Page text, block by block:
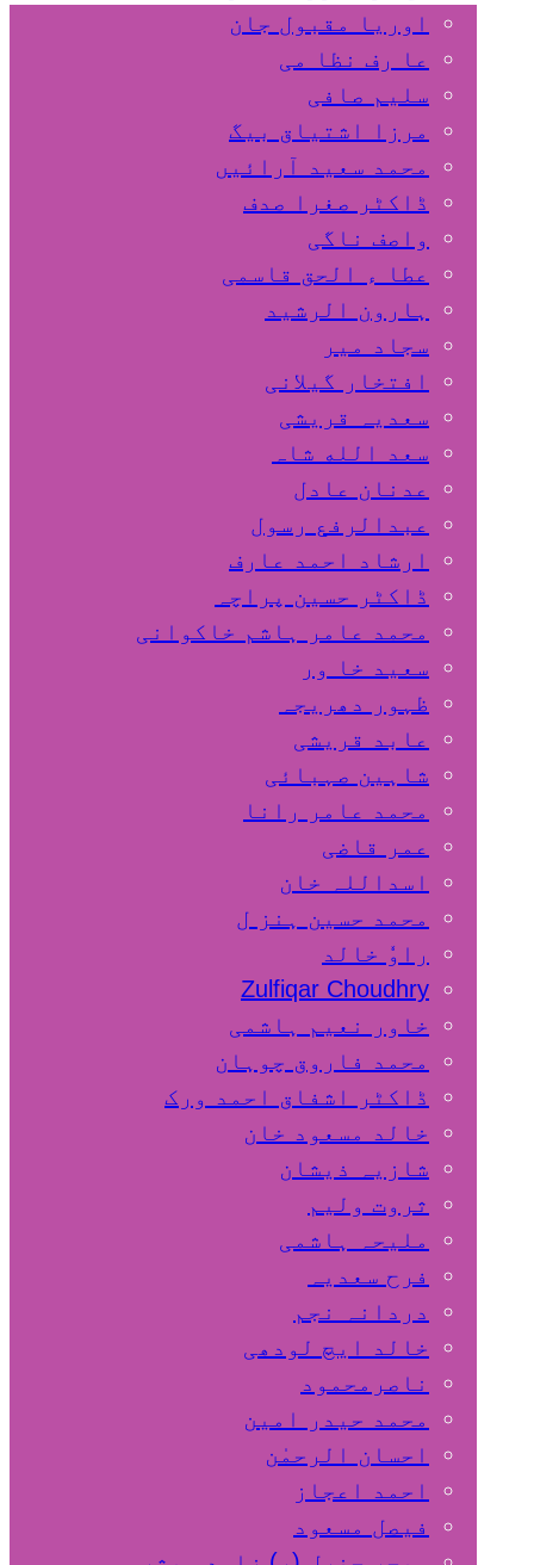
اوریا مقبول جان
عا رف نظا می
سلیم صافی
مرزا اشتیاق بیگ
محمد سعید آرائیں
ڈاکٹر صغرا صدف
واصف ناگی
عطا ء الحق قاسمی
ہارون الرشید
سجاد میر
افتخار گیلانی
سعدیہ قریشی
سعد الله شاہ
عدنان عادل
عبدالرفع رسول
ارشاد احمد عارف
ڈاکٹر حسین پراچہ
محمد عامر ہاشم خاکوانی
سعید خا ور
ظہور دھریجہ
عابد قریشی
شاہین صہبائی
محمد عامر رانا
عمر قاضی
اسداللہ خان
محمد حسین ہنز ل
راوٗ خالد
Zulfiqar Choudhry
خاور نعیم ہاشمی
محمد فاروق چوہان
ڈاکٹر اشفاق احمد ورک
خالد مسعود خان
شازیہ ذیشان
ثروت ولیم
ملیحہ ہاشمی
فرح سعدیہ
دردانہ نجم
خالد ایچ لودھی
ناصرمحمود
محمد حیدر امین
احسان الرحمٰن
احمد اعجاز
فیصل مسعود